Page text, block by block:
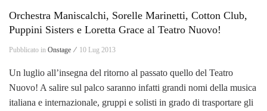
Orchestra Maniscalchi, Sorelle Marinetti, Cotton Club,
Puppini Sisters e Loretta Grace al Teatro Nuovo!
Pubblicato in Onstage ⁄ 10 Lug 2013
Un luglio all’insegna del ritorno al passato quello del Teatro
Nuovo! A salire sul palco saranno infatti grandi nomi della musica
italiana e internazionale, gruppi e solisti in grado di trasportare gli